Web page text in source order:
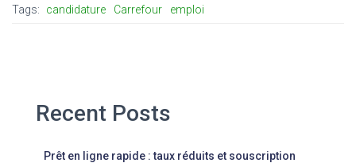
Tags: candidature Carrefour emploi
Recent Posts
Prêt en ligne rapide : taux réduits et souscription